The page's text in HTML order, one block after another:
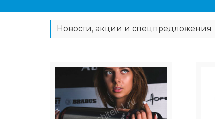
Новости, акции и спецпредложения